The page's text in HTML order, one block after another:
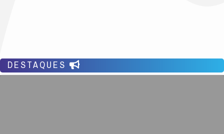
DESTAQUES